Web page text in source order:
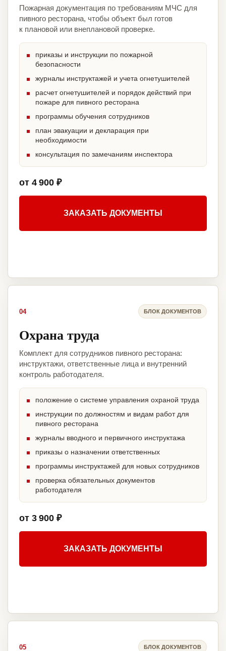
Пожарная документация по требованиям МЧС для
пивного ресторана, чтобы объект был готов
к плановой или внеплановой проверке.
приказы и инструкции по пожарной
безопасности
журналы инструктажей и учета огнетушителей
расчет огнетушителей и порядок действий при
пожаре для пивного ресторана
программы обучения сотрудников
план эвакуации и декларация при
необходимости
консультация по замечаниям инспектора
от 4 900 ₽
ЗАКАЗАТЬ ДОКУМЕНТЫ
04 БЛОК ДОКУМЕНТОВ
Охрана труда
Комплект для сотрудников пивного ресторана:
инструктажи, ответственные лица и внутренний
контроль работодателя.
положение о системе управления охраной труда
инструкции по должностям и видам работ для
пивного ресторана
журналы вводного и первичного инструктажа
приказы о назначении ответственных
программы инструктажей для новых сотрудников
проверка обязательных документов
работодателя
от 3 900 ₽
ЗАКАЗАТЬ ДОКУМЕНТЫ
05 БЛОК ДОКУМЕНТОВ